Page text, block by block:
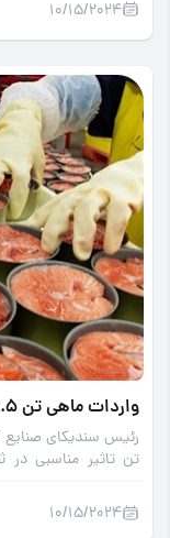
10/15/2024
واردات ماهی تن 2.5 برابر شد
رئیس سندیکای صنایع
تن تاثیر مناسبی
برآورد می شود که در 6 ماه نخست امسال حدود 25 هزار تن باشد.
10/15/2024